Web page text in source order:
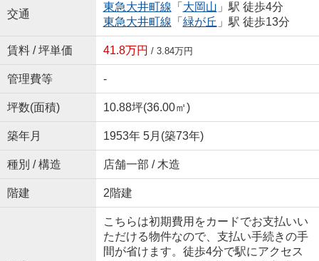
交通
東急大井町線 「 大岡山 」駅 徒歩4分
東急大井町線 「 緑が丘 」駅 徒歩13分
賃料 / 坪単価 41.8万円 / 3.84万円
管理費等 -
坪数(面積) 10.88坪(36.00㎡)
築年月 1953年 5月(築73年)
種別 / 構造 店舗一部 / 木造
階建 2階建
こちらは初期費用をカードでお支払いい
ただける物件なので、支払い手続きの手
間が省けます。徒歩4分で駅にアクセス